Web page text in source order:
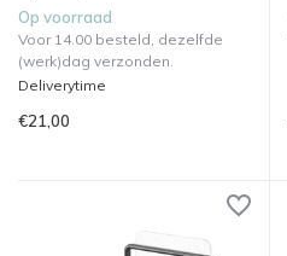
Op voorraad
Voor 14.00 besteld, dezelfde
(werk)dag verzonden.
Deliverytime
€21,00